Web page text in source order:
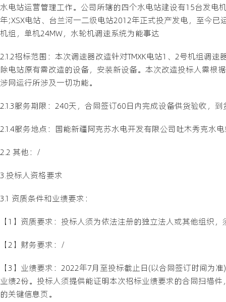
水电站运营管理工作。公司所辖的四个水电站建设有15台发电
年;XSX电站、台兰河一二级电站2012年正式投产发电，至今已
机组，单机24MW，水轮机调速系统为能事达
2.1.2招标范围：本次调速器改造针对TMXK电站1、2号机组调
除电站原有需改造的设备，安装新设备。本次改造投标人需根
涉网运行所涉及一切功能。
2.1.3服务期限：240天，合同签订60日内完成设备供货验收，
2.1.4服务地点：国能新疆阿克苏水电开发有限公司吐木秀克水
2.2 其他：/
3.投标人资格要求
3.1 资质条件和业绩要求：
【1】资质要求：投标人须为依法注册的独立法人或其他组织
【2】财务要求：/
【3】业绩要求：2022年7月至投标截止日(以合同签订时间为
业绩2份。投标人须提供能证明本次招标业绩要求的合同扫描
的关键信息页。